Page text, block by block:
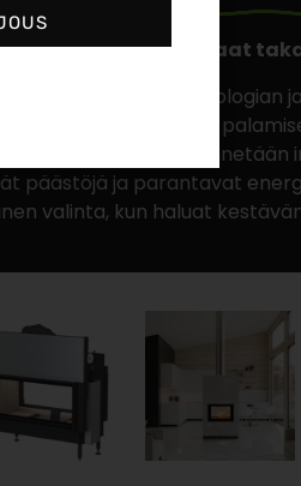
ja energiatehokkaat
modernin teknologian ja
tarjoten puhtaamman
takoissa hyödynnetään
päästöjä ja parantavat
valinta, kun haluat